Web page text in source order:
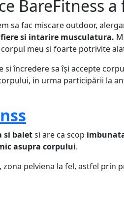
BareFitness
sa fac miscare outdoor,
si intarire musculatura.
meu si foarte potrivite
încredere sa își accepte
in urma participării la
si baletsi are ca scop
asupra corpului.
pelviena la fel, astfel